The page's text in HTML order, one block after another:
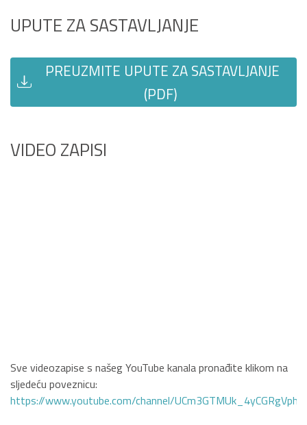
UPUTE ZA SASTAVLJANJE
PREUZMITE UPUTE ZA SASTAVLJANJE
(PDF)
VIDEO ZAPISI
Sve videozapise s našeg YouTube kanala pronađite klikom na
sljedeću poveznicu:
https://www.youtube.com/channel/